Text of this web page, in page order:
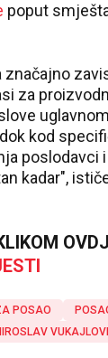
poput
značajno
za
kod
poslodavci
kadar",
POSAO